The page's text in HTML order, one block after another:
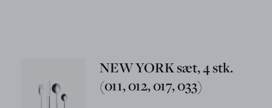
NEW YORK sæt, 4 stk.
(011, 012, 017, 033)